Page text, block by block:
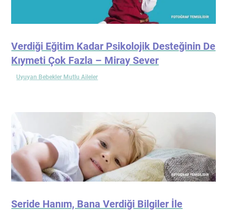
Verdiği Eğitim Kadar Psikolojik Desteğinin De
Kıymeti Çok Fazla – Miray Sever
Uyuyan Bebekler Mutlu Aileler
Seride Hanım, Bana Verdiği Bilgiler İle